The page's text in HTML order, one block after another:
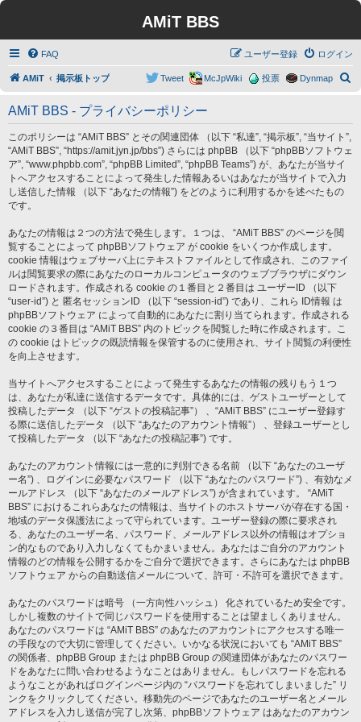
AMiT BBS
FAQ ログイン
ユーザー登録
AMiT 掲示板トップ Dynmap
投票
McJpWiki
Tweet
AMiT BBS - プライバシーポリシー
このポリシーは “AMiT BBS” とその関連団体 （以下 “私達”, “掲示板”, “当サイト”,
“AMiT BBS”, “https://amit.jyn.jp/bbs”) さらには phpBB （以下 “phpBBソフトウェ
ア”, “www.phpbb.com”, “phpBB Limited”, “phpBB Teams”) が、あなたが当サイ
トへアクセスすることによって発生した情報あるいはあなたが当サイトで入力
し送信した情報 （以下 “あなたの情報”) をどのように利用するかを述べたもの
です。
あなたの情報は２つの方法で発生します。１つは、 “AMiT BBS” のページを閲
覧することによって phpBBソフトウェア が cookie をいくつか作成します。
cookie 情報はウェブサーバ上にテキストファイルとして作成され、このファイ
ルは閲覧要求の際にあなたのローカルコンピュータのウェブブラウザにダウン
ロードされます。作成される cookie の１番目と２番目は ユーザーID （以下
“user-id”) と 匿名セッションID （以下 “session-id”) であり、これら ID情報 は
phpBBソフトウェア によって自動的にあなたに割り当てられます。作成される
cookie の３番目は “AMiT BBS” 内のトピックを閲覧した時に作成されます。こ
の cookie はトピックの既読情報を保管するのに使用され、サイト閲覧の利便性
を向上させます。
当サイトへアクセスすることによって発生するあなたの情報の残りもう１つ
は、あなたが私達に送信するデータです。具体的には、ゲストユーザーとして
投稿したデータ （以下 “ゲストの投稿記事”） 、“AMiT BBS” にユーザー登録す
る際に送信したデータ （以下 “あなたのアカウント情報”） 、登録ユーザーとし
て投稿したデータ （以下 “あなたの投稿記事”) です。
あなたのアカウント情報には一意的に判別できる名前 （以下 “あなたのユーザ
ー名”) 、ログインに必要なパスワード （以下 “あなたのパスワード”) 、有効なメ
ールアドレス （以下 “あなたのメールアドレス”) が含まれています。 “AMiT
BBS” におけるこれらあなたの情報は、当サイトのホストサーバが存在する国・
地域のデータ保護法によって守られています。ユーザー登録の際に要求され
る、あなたのユーザー名、パスワード、メールアドレス以外の情報はオプショ
ン的なものであり入力しなくてもかまいません。あなたはご自分のアカウント
情報のどの情報を公開するかをご自分で選択できます。さらにあなたは phpBB
ソフトウェア からの自動送信メールについて、許可・不許可を選択できます。
あなたのパスワードは暗号 （一方向性ハッシュ） 化されているため安全です。
しかし複数のサイトで同じパスワードを使用することは望ましくありません。
あなたのパスワードは “AMiT BBS” のあなたのアカウントにアクセスする唯一
の手段なので大切に管理してください。いかなる状況においても “AMiT BBS”
の関係者、phpBB Group または phpBB Group の関連団体があなたのパスワー
ドをあなたに問い合わせるようなことはありません。もしパスワードを忘れる
ようなことがあればログインページ内の “パスワードを忘れてしまいました” リ
ンクをクリックしてください。移動先のページであなたのユーザー名とメール
アドレスを入力し送信が完了し次第、phpBBソフトウェア はあなたのアカウン